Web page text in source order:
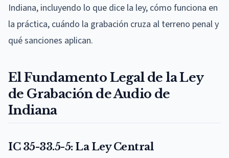
Indiana, incluyendo lo que dice la ley, cómo funciona en
la práctica, cuándo la grabación cruza al terreno penal y
qué sanciones aplican.
El Fundamento Legal de la Ley
de Grabación de Audio de
Indiana
IC 35-33.5-5: La Ley Central